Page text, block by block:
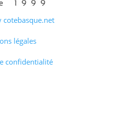
cotebasque.net
légales
confidentialité